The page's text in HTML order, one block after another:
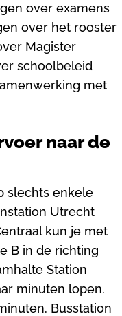
over examens
over het rooster
Magister
schoolbeleid
met
naar de
slechts enkele
Utrecht
kun je met
B in de richting
Station
minuten lopen.
Busstation